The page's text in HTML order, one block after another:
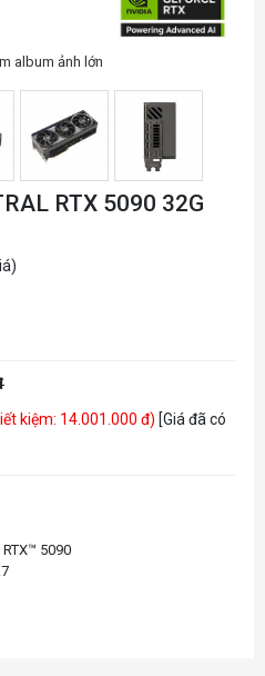
album ảnh lớn
RTX 5090 32G
kiệm: 14.001.000 đ) [Giá đã có
5090